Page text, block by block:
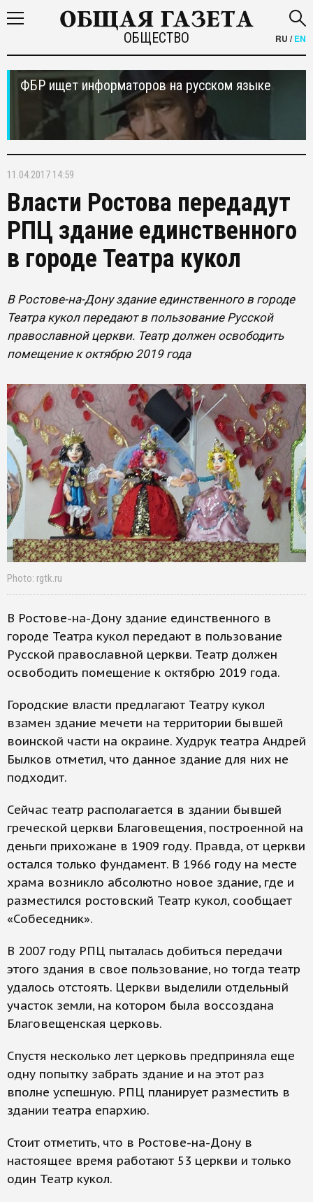
ОБЩЕСТВО RU /EN
ФБР ищет информаторов на русском языке
11.04.2017 14:59
Власти Ростова передадут
РПЦ здание единственного
в городе Театра кукол
В Ростове-на-Дону здание единственного в городе
Театра кукол передают в пользование Русской
православной церкви. Театр должен освободить
помещение к октябрю 2019 года
Photo: rgtk.ru
В Ростове-на-Дону здание единственного в
городе Театра кукол передают в пользование
Русской православной церкви. Театр должен
освободить помещение к октябрю 2019 года.
Городские власти предлагают Театру кукол
взамен здание мечети на территории бывшей
воинской части на окраине. Худрук театра Андрей
Былков отметил, что данное здание для них не
подходит.
Сейчас театр располагается в здании бывшей
греческой церкви Благовещения, построенной на
деньги прихожане в 1909 году. Правда, от церкви
остался только фундамент. В 1966 году на месте
храма возникло абсолютно новое здание, где и
разместился ростовский Театр кукол, сообщает
«Собеседник».
В 2007 году РПЦ пыталась добиться передачи
этого здания в свое пользование, но тогда театр
удалось отстоять. Церкви выделили отдельный
участок земли, на котором была воссоздана
Благовещенская церковь.
Спустя несколько лет церковь предприняла еще
одну попытку забрать здание и на этот раз
вполне успешную. РПЦ планирует разместить в
здании театра епархию.
Стоит отметить, что в Ростове-на-Дону в
настоящее время работают 53 церкви и только
один Театр кукол.